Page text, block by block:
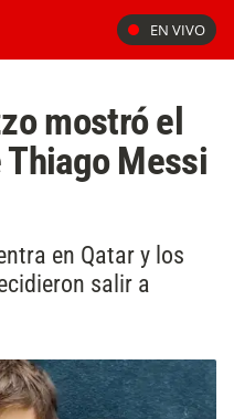
EN VIVO
mostró el
Messi
en Qatar y los
salir a